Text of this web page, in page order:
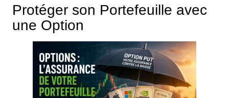
Protéger son Portefeuille avec
une Option